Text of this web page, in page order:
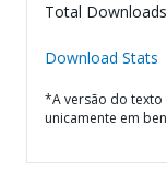
Total
Download Stats
*A versão do texto
unicamente em